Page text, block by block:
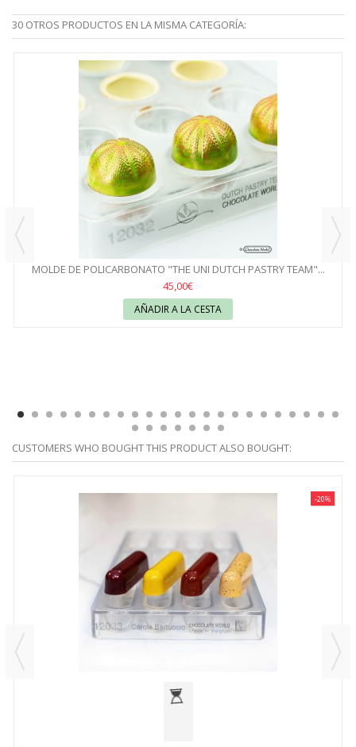
30 OTROS PRODUCTOS EN LA MISMA CATEGORÍA:
MOLDE DE POLICARBONATO "THE UNI DUTCH PASTRY TEAM"...
45,00€
AÑADIR A LA CESTA
CUSTOMERS WHO BOUGHT THIS PRODUCT ALSO BOUGHT:
-20%